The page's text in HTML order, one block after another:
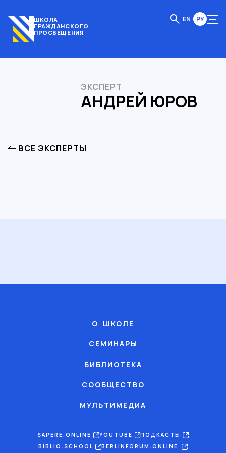
ШКОЛА
ГРАЖДАНСКОГО
ПРОСВЕЩЕНИЯ
EN РУ
ЭКСПЕРТ
АНДРЕЙ ЮРОВ
ВСЕ ЭКСПЕРТЫ
О ШКОЛЕ
СЕМИНАРЫ
БИБЛИОТЕКА
СООБЩЕСТВО
МУЛЬТИМЕДИА
SAPERE.ONLINE YOUTUBE
ПОДКАСТЫ
BIBLIO.SCHOOL
BERLINFORUM.ONLINE